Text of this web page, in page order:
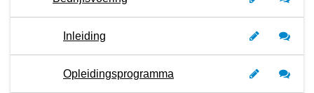
Inleiding
Opleidingsprogramma